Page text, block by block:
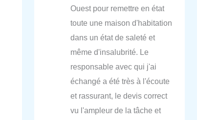
Ouest pour remettre en état
toute une maison d'habitation
dans un état de saleté et
même d'insalubrité. Le
responsable avec qui j'ai
échangé a été très à l'écoute
et rassurant, le devis correct
vu l'ampleur de la tâche et